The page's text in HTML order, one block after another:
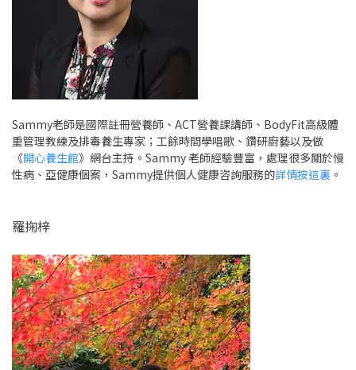
Sammy老師是國際註冊營養師、ACT營養課講師、BodyFit高級體
重管理教練及排毒養生專家；工餘時間學唱歌、鑽研廚藝以及做
《開心養生館》網台主持。Sammy 老師經驗豐富，處理很多關於慢
性病、亞健康個案，Sammy提供個人健康咨詢服務的詳情按這裏 。
羅掬梓